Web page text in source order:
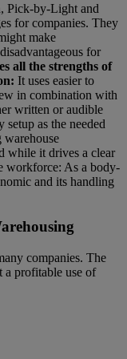
Pick-by-Light and
for companies. They
make
for
all the strengths of
It uses easier to
in combination with
written or audible
as the needed
warehouse
while it drives a clear
workforce: As a body-
and its handling
companies. The
a profitable use of